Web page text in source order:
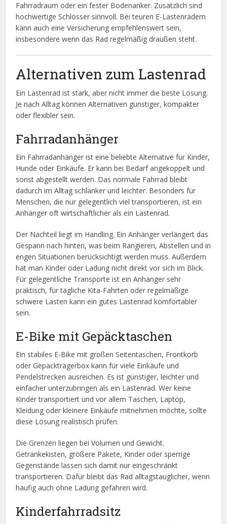
Fahrradraum oder ein fester Bodenanker. Zusätzlich sind
hochwertige Schlösser sinnvoll. Bei teuren E-Lastenrädern
kann auch eine Versicherung empfehlenswert sein,
insbesondere wenn das Rad regelmäßig draußen steht.
Alternativen zum Lastenrad
Ein Lastenrad ist stark, aber nicht immer die beste Lösung.
Je nach Alltag können Alternativen günstiger, kompakter
oder flexibler sein.
Fahrradanhänger
Ein Fahrradanhänger ist eine beliebte Alternative für Kinder,
Hunde oder Einkäufe. Er kann bei Bedarf angekoppelt und
sonst abgestellt werden. Das normale Fahrrad bleibt
dadurch im Alltag schlanker und leichter. Besonders für
Menschen, die nur gelegentlich viel transportieren, ist ein
Anhänger oft wirtschaftlicher als ein Lastenrad.
Der Nachteil liegt im Handling. Ein Anhänger verlängert das
Gespann nach hinten, was beim Rangieren, Abstellen und in
engen Situationen berücksichtigt werden muss. Außerdem
hat man Kinder oder Ladung nicht direkt vor sich im Blick.
Für gelegentliche Transporte ist ein Anhänger sehr
praktisch, für tägliche Kita-Fahrten oder regelmäßige
schwere Lasten kann ein gutes Lastenrad komfortabler
sein.
E-Bike mit Gepäcktaschen
Ein stabiles E-Bike mit großen Seitentaschen, Frontkorb
oder Gepäckträgerbox kann für viele Einkäufe und
Pendelstrecken ausreichen. Es ist günstiger, leichter und
einfacher unterzubringen als ein Lastenrad. Wer keine
Kinder transportiert und vor allem Taschen, Laptop,
Kleidung oder kleinere Einkäufe mitnehmen möchte, sollte
diese Lösung realistisch prüfen.
Die Grenzen liegen bei Volumen und Gewicht.
Getränkekisten, größere Pakete, Kinder oder sperrige
Gegenstände lassen sich damit nur eingeschränkt
transportieren. Dafür bleibt das Rad alltagstauglicher, wenn
häufig auch ohne Ladung gefahren wird.
Kinderfahrradsitz